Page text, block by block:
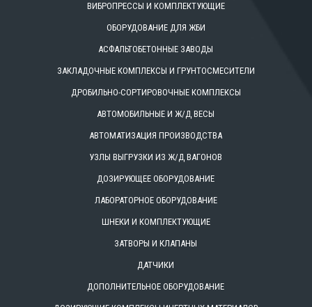
ВИБРОПРЕССЫ И КОМПЛЕКТУЮЩИЕ
ОБОРУДОВАНИЕ ДЛЯ ЖБИ
АСФАЛЬТОБЕТОННЫЕ ЗАВОДЫ
ЗАКЛАДОЧНЫЕ КОМПЛЕКСЫ И ГРУНТОСМЕСИТЕЛИ
ДРОБИЛЬНО-СОРТИРОВОЧНЫЕ КОМПЛЕКСЫ
АВТОМОБИЛЬНЫЕ И Ж/Д ВЕСЫ
АВТОМАТИЗАЦИЯ ПРОИЗВОДСТВА
УЗЛЫ ВЫГРУЗКИ ИЗ Ж/Д ВАГОНОВ
ДОЗИРУЮЩЕЕ ОБОРУДОВАНИЕ
ЛАБОРАТОРНОЕ ОБОРУДОВАНИЕ
ШНЕКИ И КОМПЛЕКТУЮЩИЕ
ЗАТВОРЫ И КЛАПАНЫ
ДАТЧИКИ
ДОПОЛНИТЕЛЬНОЕ ОБОРУДОВАНИЕ